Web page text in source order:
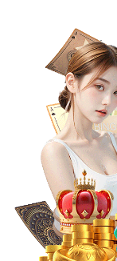
首页 › 意甲 ›
虎扑JR打出
力了？
xiaoqiao
虎扑JR打出9.1